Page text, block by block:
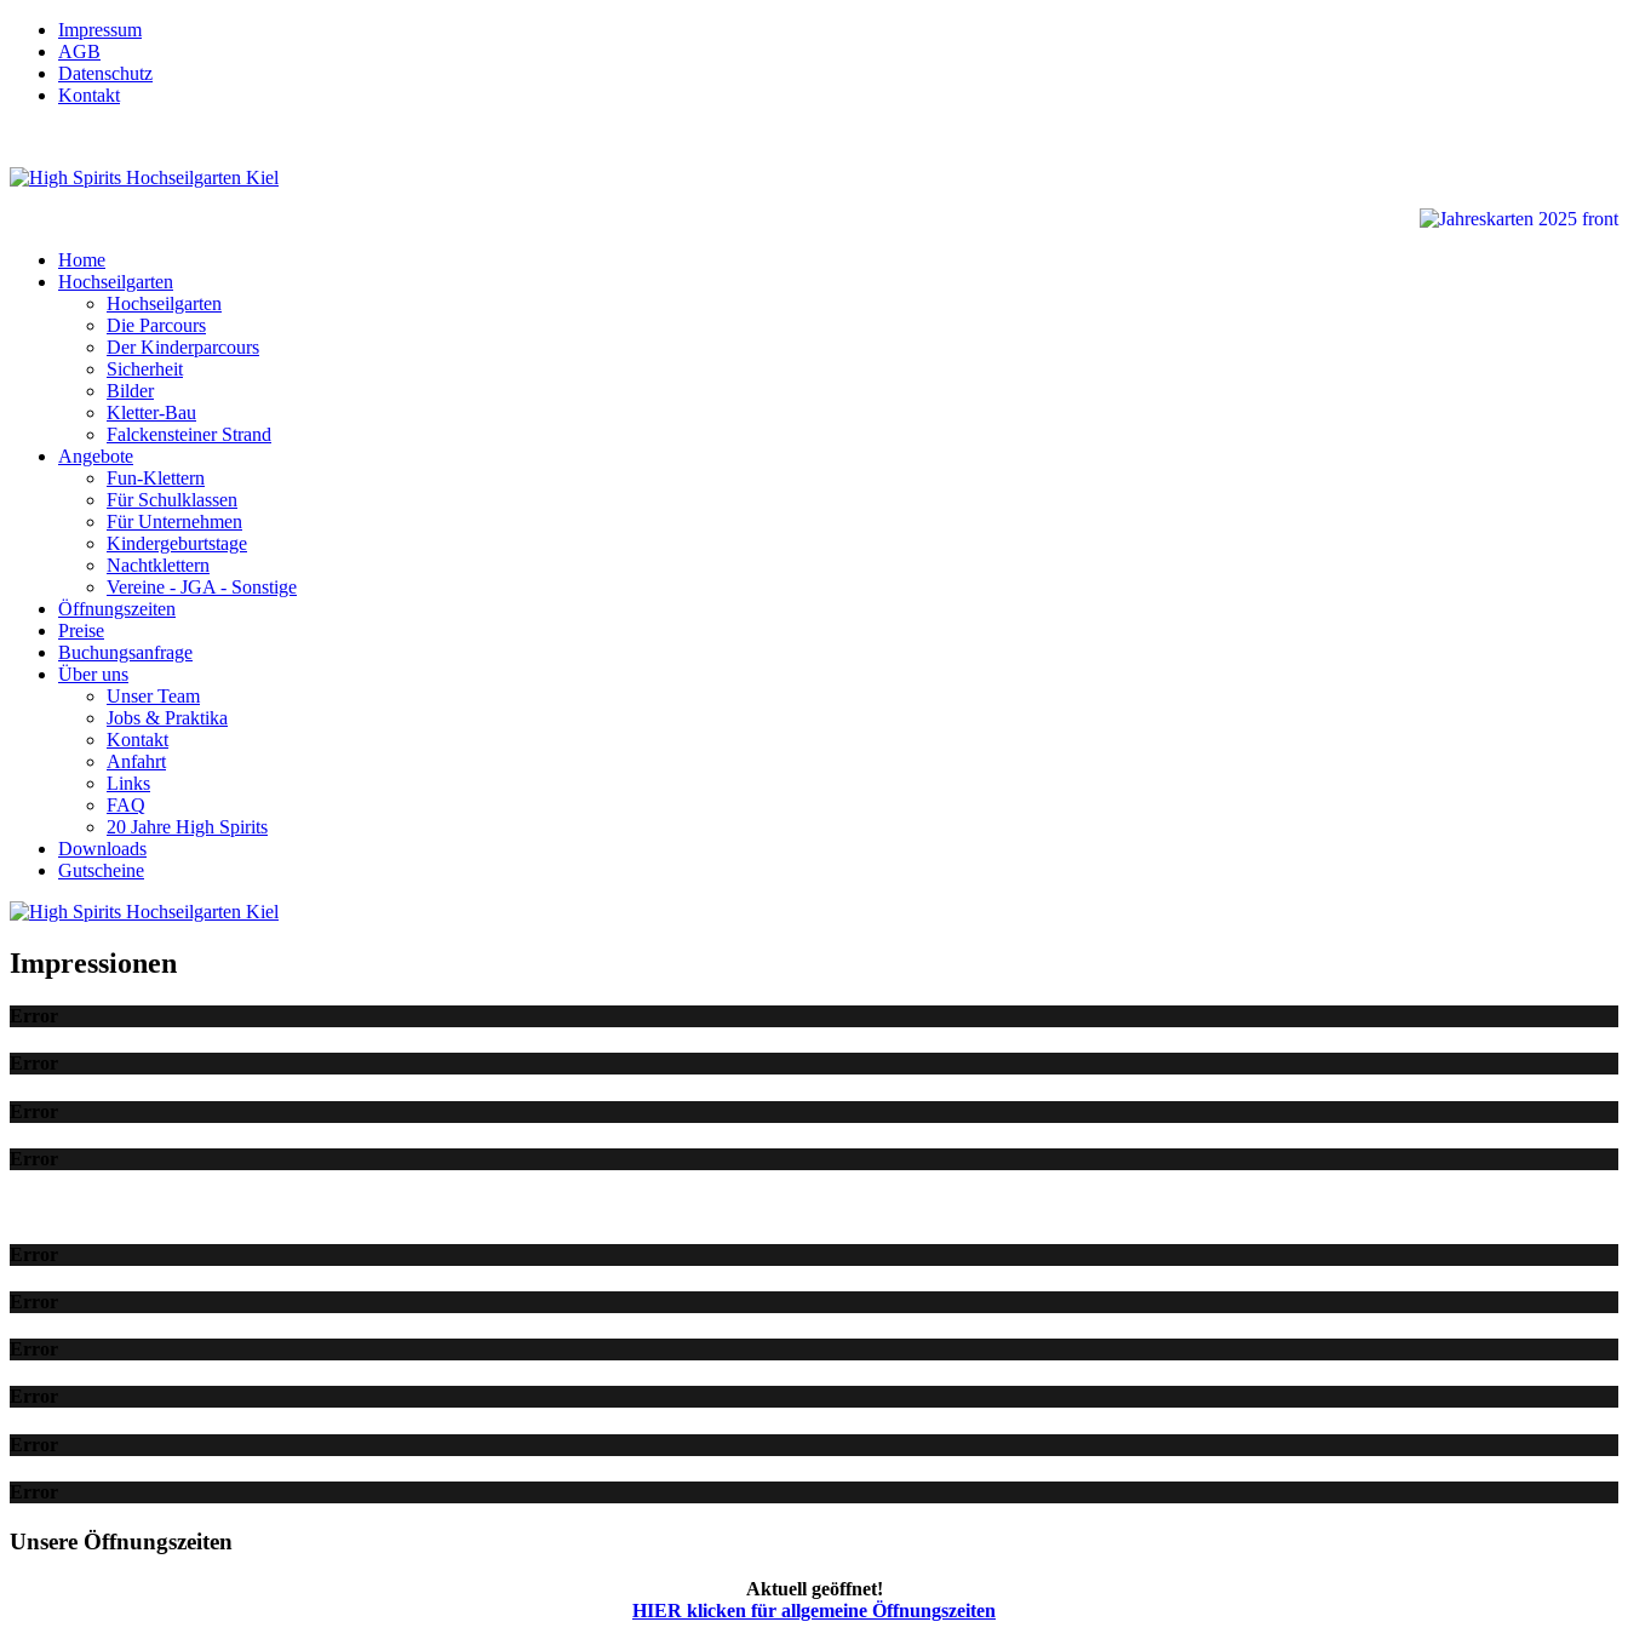
Impressum
AGB
Datenschutz
Kontakt
Home
Hochseilgarten
Hochseilgarten
Die Parcours
Der Kinderparcours
Sicherheit
Bilder
Kletter-Bau
Falckensteiner Strand
Angebote
Fun-Klettern
Für Schulklassen
Für Unternehmen
Kindergeburtstage
Nachtklettern
Vereine - JGA - Sonstige
Öffnungszeiten
Preise
Buchungsanfrage
Über uns
Unser Team
Jobs & Praktika
Kontakt
Anfahrt
Links
FAQ
20 Jahre High Spirits
Downloads
Gutscheine
Impressionen
Error
Error
Error
Error
Error
Error
Error
Error
Error
Error
Unsere Öffnungszeiten
Aktuell geöffnet!
HIER klicken für allgemeine Öffnungszeiten